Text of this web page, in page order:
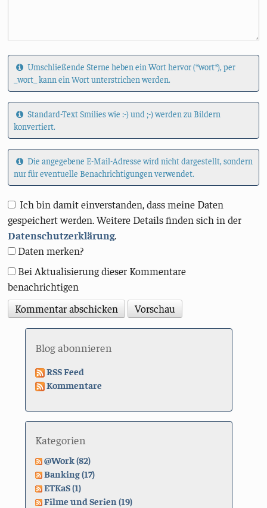
Umschließende Sterne heben ein Wort hervor (*wort*), per
_wort_ kann ein Wort unterstrichen werden.
Standard-Text Smilies wie :-) und ;-) werden zu Bildern
konvertiert.
Die angegebene E-Mail-Adresse wird nicht dargestellt, sondern
nur für eventuelle Benachrichtigungen verwendet.
Ich bin damit einverstanden, dass meine Daten
gespeichert werden. Weitere Details finden sich in der
Datenschutzerklärung.
Daten merken?
Bei Aktualisierung dieser Kommentare
benachrichtigen
Blog abonnieren
RSS Feed
Kommentare
Kategorien
@Work (82)
Banking (17)
ETKaS (1)
Filme und Serien (19)